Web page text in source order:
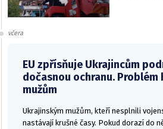
včera
EU zpřísňuje Ukrajincům
dočasnou ochranu. Problém
mužům
Ukrajinským mužům, kteří nesplnili
nastávají krušné časy. Pokud dorazí do